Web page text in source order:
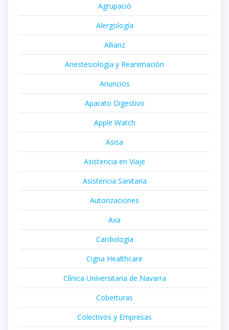
Agrupació
Alergología
Allianz
Anestesiología y Reanimación
Anuncios
Aparato Digestivo
Apple Watch
Asisa
Asistencia en Viaje
Asistencia Sanitaria
Autorizaciones
Axa
Cardiología
Cigna Healthcare
Clínica Universitaria de Navarra
Coberturas
Colectivos y Empresas